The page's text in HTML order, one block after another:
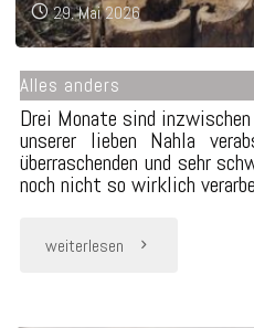
29. Mai 2026
Alles anders
Drei Monate sind
unserer lieben Nahla
überraschenden und sehr
noch nicht so wirklich
weiterlesen "Alles